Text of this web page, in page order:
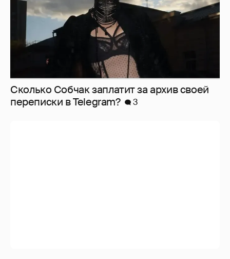
Сколько Собчак заплатит за архив своей
перeписки в Telegram?
3